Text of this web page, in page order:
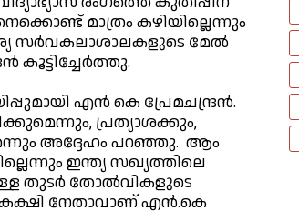
മാത്രം കഴിയില്ലെന്നും
സര്‍വകലാശാലകളുടെ മേല്‍
കൂട്ടിച്ചേര്‍ത്തു.
എന്‍ കെ പ്രേമചന്ദ്രന്‍.
പ്രത്യാശക്കും,
അദ്ദേഹം പറഞ്ഞു. ആം
ഇന്ത്യ സഖ്യത്തിലെ
തുടര്‍ തോല്‍വികളുടെ
നേതാവാണ് എന്‍.കെ